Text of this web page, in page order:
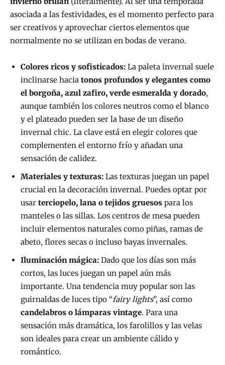
asociada a las festividades, es el momento perfecto para
ser creativos y aprovechar ciertos elementos que
normalmente no se utilizan en bodas de verano.
Colores ricos y sofisticados: La paleta invernal suele
inclinarse hacia tonos profundos y elegantes como
el borgoña, azul zafiro, verde esmeralda y dorado,
aunque también los colores neutros como el blanco
y el plateado pueden ser la base de un diseño
invernal chic. La clave está en elegir colores que
complementen el entorno frío y añadan una
sensación de calidez.
Materiales y texturas: Las texturas juegan un papel
crucial en la decoración invernal. Puedes optar por
usar terciopelo, lana o tejidos gruesos para los
manteles o las sillas. Los centros de mesa pueden
incluir elementos naturales como piñas, ramas de
abeto, flores secas o incluso bayas invernales.
Iluminación mágica: Dado que los días son más
cortos, las luces juegan un papel aún más
importante. Una tendencia muy popular son las
guirnaldas de luces tipo “fairy lights”, así como
candelabros o lámparas vintage. Para una
sensación más dramática, los farolillos y las velas
son ideales para crear un ambiente cálido y
romántico.